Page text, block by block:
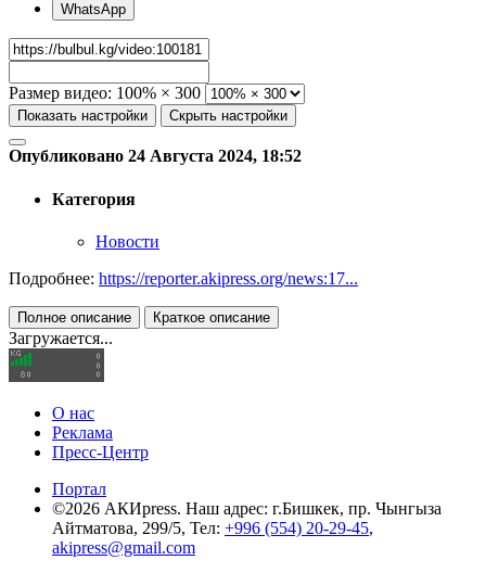
WhatsApp
Размер видео: 100% × 300
Показать настройки Скрыть настройки
Опубликовано 24 Августа 2024, 18:52
Категория
Новости
Подробнее: https://reporter.akipress.org/news:17...
Полное описание Краткое описание
Загружается...
О нас
Реклама
Пресс-Центр
Портал
©2026 АКИpress. Наш адрес: г.Бишкек, пр. Чынгыза
Айтматова, 299/5, Тел: +996 (554) 20-29-45,
akipress@gmail.com